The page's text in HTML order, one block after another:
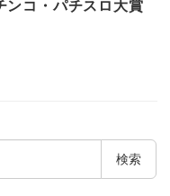
コ・パチスロ大賞
検索